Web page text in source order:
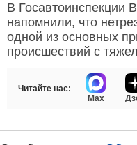
В Госавтоинспекции
напомнили, что
одной из основных
происшествий с
Читайте нас:
Max